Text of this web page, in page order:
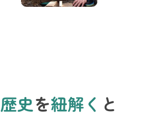
歴史を紐解く と